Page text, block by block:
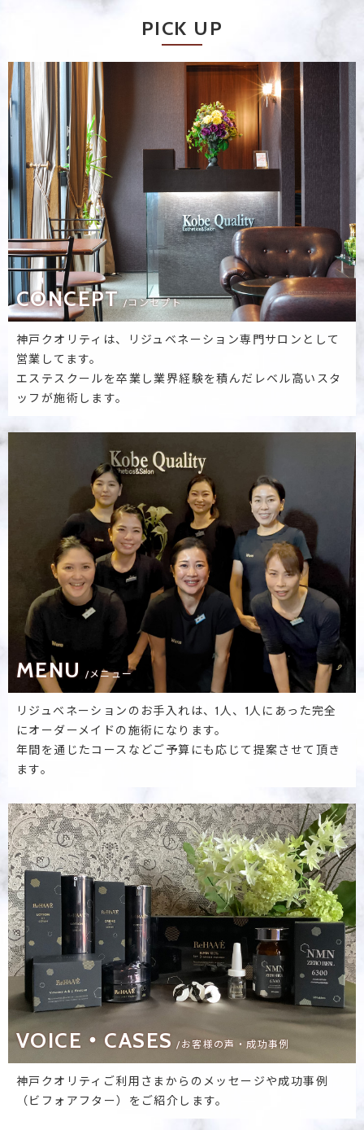
PICK UP
CONCEPT /コンセプト
神戸クオリティは、リジュベネーション専門サロンとして
営業してます。
エステスクールを卒業し業界経験を積んだレベル高いスタ
ッフが施術します。
MENU /メニュー
リジュベネーションのお手入れは、1人、1人にあった完全
にオーダーメイドの施術になります。
年間を通じたコースなどご予算にも応じて提案させて頂き
ます。
VOICE・CASES /お客様の声・成功事例
神戸クオリティご利用さまからのメッセージや成功事例
（ビフォアフター）をご紹介します。